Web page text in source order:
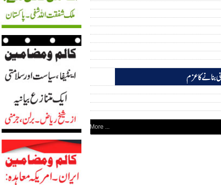
More ...